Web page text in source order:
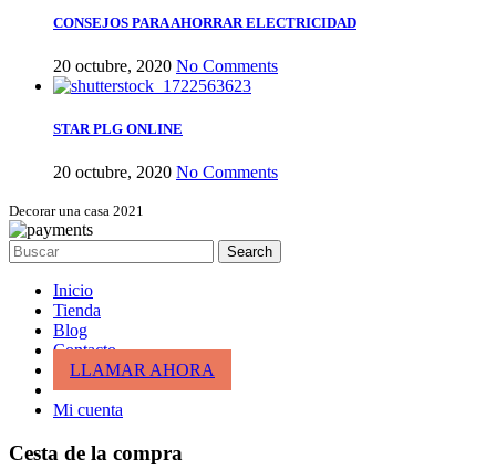
CONSEJOS PARA AHORRAR ELECTRICIDAD
20 octubre, 2020 No Comments
STAR PLG ONLINE
20 octubre, 2020 No Comments
Decorar una casa 2021
Search
Inicio
Tienda
Blog
Contacto
LLAMAR AHORA
Mi cuenta
Cesta de la compra